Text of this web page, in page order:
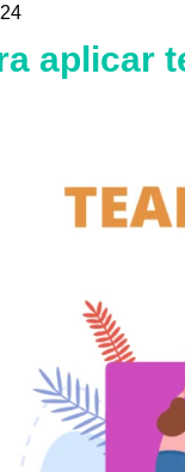
aplicar